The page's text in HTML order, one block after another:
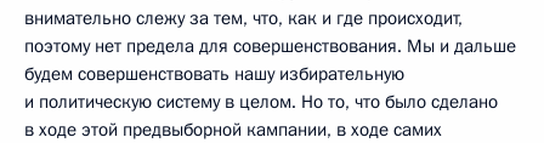
внимательно слежу за тем, что, как и где происходит,
поэтому нет предела для совершенствования. Мы и дальше
будем совершенствовать нашу избирательную
и политическую систему в целом. Но то, что было сделано
в ходе этой предвыборной кампании, в ходе самих